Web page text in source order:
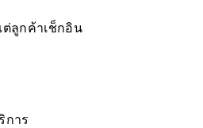
ต่ลูกค้าเช็กอิน
การ